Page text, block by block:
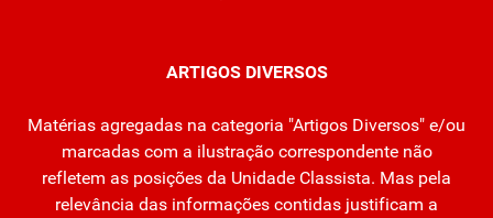
ARTIGOS DIVERSOS
Matérias agregadas na categoria "Artigos Diversos" e/ou
marcadas com a ilustração correspondente não
refletem as posições da Unidade Classista. Mas pela
relevância das informações contidas justificam a